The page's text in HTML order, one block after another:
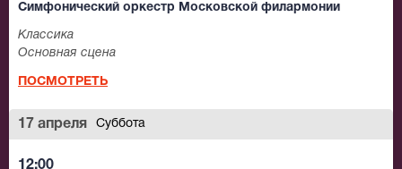
Симфонический оркестр Московской филармонии
Классика
Основная сцена
ПОСМОТРЕТЬ
17 апреля Суббота
12:00